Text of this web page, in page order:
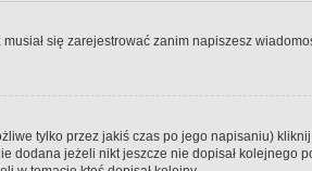
się zarejestrować zanim napiszesz
tylko przez jakiś czas po jego napisaniu)
jeżeli nikt jeszcze nie dopisał kolejnego